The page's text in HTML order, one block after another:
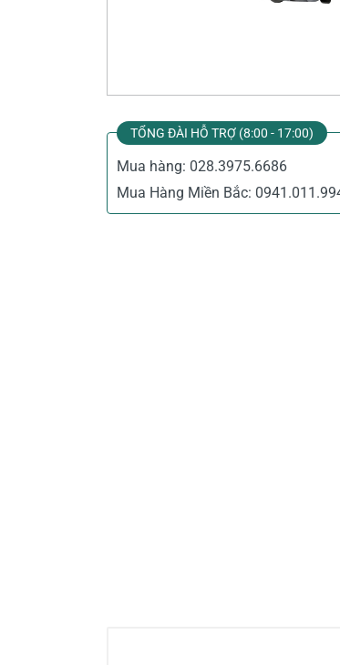
TỔNG ĐÀI HỖ TRỢ (8:00 - 17:00)
Mua hàng: 028.3975.6686
Mua Hàng Miền Bắc: